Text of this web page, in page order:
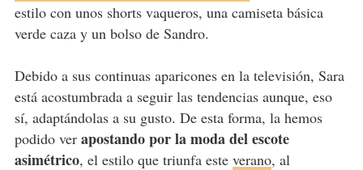
estilo con unos shorts vaqueros, una camiseta básica
verde caza y un bolso de Sandro.
Debido a sus continuas aparicones en la televisión, Sara
está acostumbrada a seguir las tendencias aunque, eso
sí, adaptándolas a su gusto. De esta forma, la hemos
podido ver apostando por la moda del escote
asimétrico, el estilo que triunfa este verano, al